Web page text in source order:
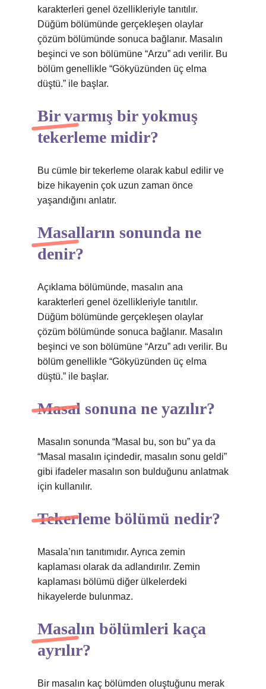
karakterleri genel özellikleriyle tanıtılır.
Düğüm bölümünde gerçekleşen olaylar
çözüm bölümünde sonuca bağlanır. Masalın
beşinci ve son bölümüne “Arzu” adı verilir. Bu
bölüm genellikle “Gökyüzünden üç elma
düştü.” ile başlar.
Bir varmış bir yokmuş
tekerleme midir?
Bu cümle bir tekerleme olarak kabul edilir ve
bize hikayenin çok uzun zaman önce
yaşandığını anlatır.
Masalların sonunda ne
denir?
Açıklama bölümünde, masalın ana
karakterleri genel özellikleriyle tanıtılır.
Düğüm bölümünde gerçekleşen olaylar
çözüm bölümünde sonuca bağlanır. Masalın
beşinci ve son bölümüne “Arzu” adı verilir. Bu
bölüm genellikle “Gökyüzünden üç elma
düştü.” ile başlar.
Masal sonuna ne yazılır?
Masalın sonunda “Masal bu, son bu” ya da
“Masal masalın içindedir, masalın sonu geldi”
gibi ifadeler masalın son bulduğunu anlatmak
için kullanılır.
Tekerleme bölümü nedir?
Masala’nın tanıtımıdır. Ayrıca zemin
kaplaması olarak da adlandırılır. Zemin
kaplaması bölümü diğer ülkelerdeki
hikayelerde bulunmaz.
Masalın bölümleri kaça
ayrılır?
Bir masalın kaç bölümden oluştuğunu merak